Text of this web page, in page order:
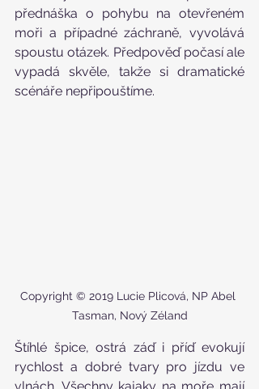
přednáška o pohybu na otevřeném
moři a případné záchraně, vyvolává
spoustu otázek. Předpověď počasí ale
vypadá skvěle, takže si dramatické
scénáře nepřipouštíme.
Copyright © 2019 Lucie Plicová, NP Abel
Tasman, Nový Zéland
Štíhlé špice, ostrá záď i příď evokují
rychlost a dobré tvary pro jízdu ve
vlnách. Všechny kajaky na moře mají